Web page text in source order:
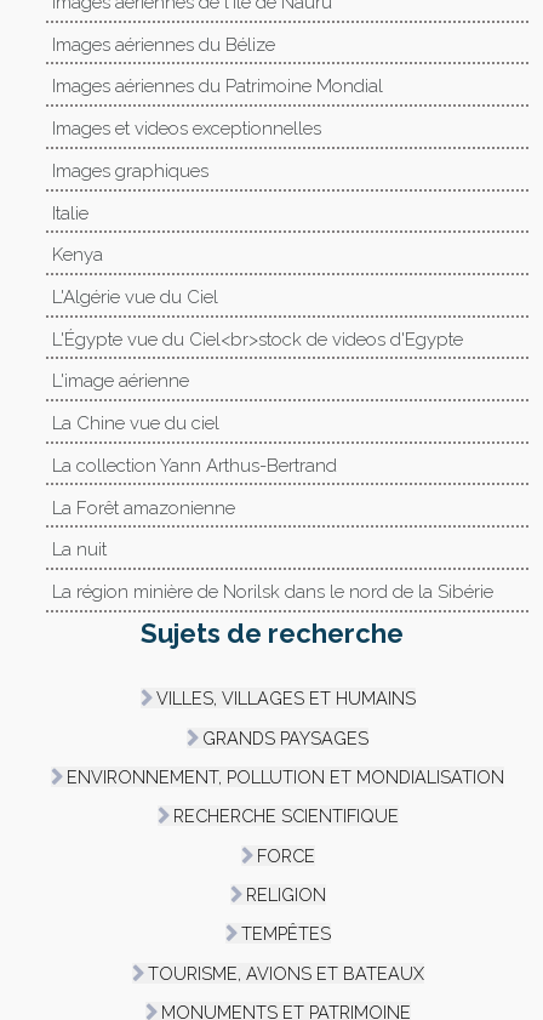
Sujets de recherche
VILLES, VILLAGES ET HUMAINS
GRANDS PAYSAGES
ENVIRONNEMENT, POLLUTION ET MONDIALISATION
RECHERCHE SCIENTIFIQUE
FORCE
RELIGION
TEMPÊTES
TOURISME, AVIONS ET BATEAUX
MONUMENTS ET PATRIMOINE
Images aériennes du Bélize
Images aériennes du Patrimoine Mondial
Images et videos exceptionnelles
Images graphiques
Italie
Kenya
L'Algérie vue du Ciel
L'Égypte vue du Ciel<br>stock de videos d'Egypte
L'image aérienne
La Chine vue du ciel
La collection Yann Arthus-Bertrand
La Forêt amazonienne
La nuit
La région minière de Norilsk dans le nord de la Sibérie